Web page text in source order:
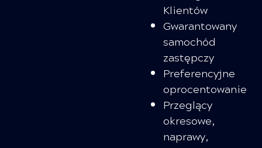
Klientów
Gwarantowany
samochód
zastępczy
Preferencyjne
oprocentowanie
Przeglący
okresowe,
naprawy,